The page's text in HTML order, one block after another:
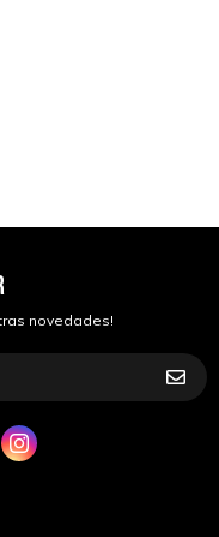
novedades!
